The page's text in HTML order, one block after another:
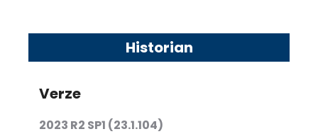
Historian
Verze
2023 R2 SP1 (23.1.104)